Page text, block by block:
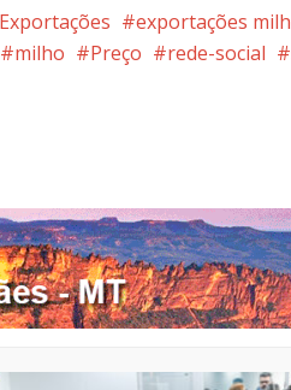
Exportações
exportações
milho Preço rede-social